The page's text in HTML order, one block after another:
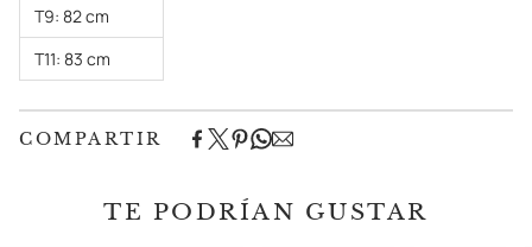
T9: 82 cm
T11: 83 cm
COMPARTIR
TE PODRÍAN GUSTAR